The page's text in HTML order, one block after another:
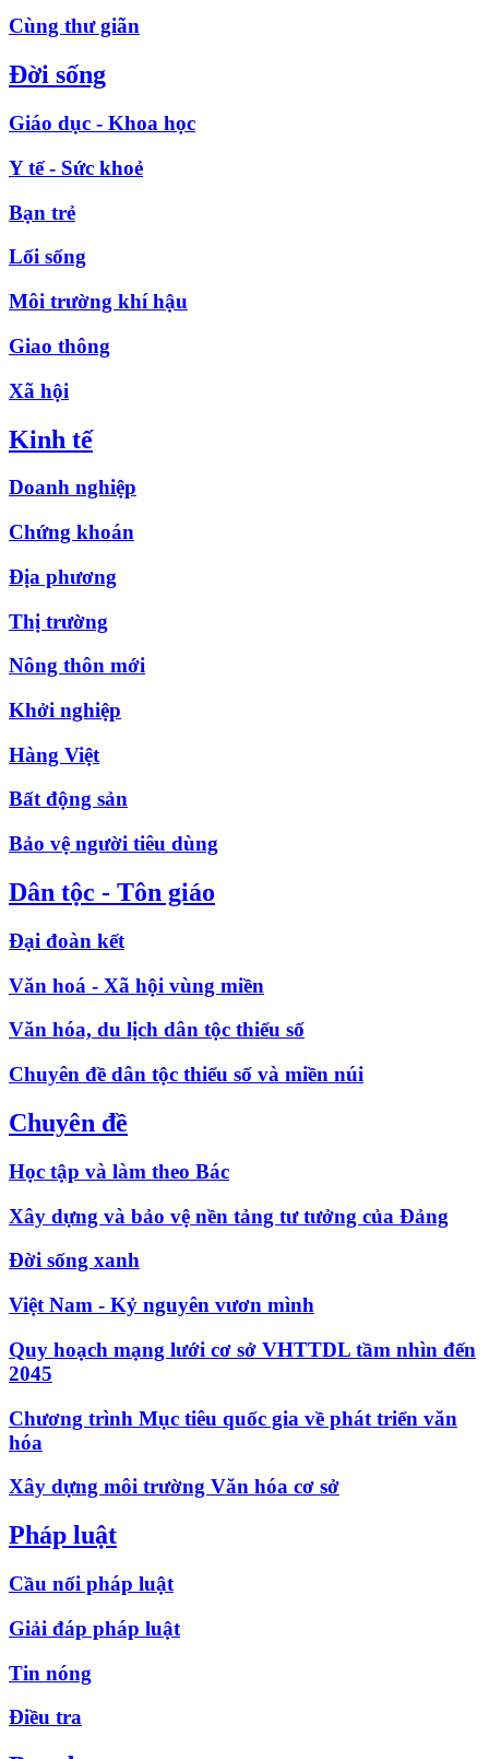
Cùng thư giãn
Đời sống
Giáo dục - Khoa học
Y tế - Sức khoẻ
Bạn trẻ
Lối sống
Môi trường khí hậu
Giao thông
Xã hội
Kinh tế
Doanh nghiệp
Chứng khoán
Địa phương
Thị trường
Nông thôn mới
Khởi nghiệp
Hàng Việt
Bất động sản
Bảo vệ người tiêu dùng
Dân tộc - Tôn giáo
Đại đoàn kết
Văn hoá - Xã hội vùng miền
Văn hóa, du lịch dân tộc thiểu số
Chuyên đề dân tộc thiểu số và miền núi
Chuyên đề
Học tập và làm theo Bác
Xây dựng và bảo vệ nền tảng tư tưởng của Đảng
Đời sống xanh
Việt Nam - Kỷ nguyên vươn mình
Quy hoạch mạng lưới cơ sở VHTTDL tầm nhìn đến
2045
Chương trình Mục tiêu quốc gia về phát triển văn
hóa
Xây dựng môi trường Văn hóa cơ sở
Pháp luật
Cầu nối pháp luật
Giải đáp pháp luật
Tin nóng
Điều tra